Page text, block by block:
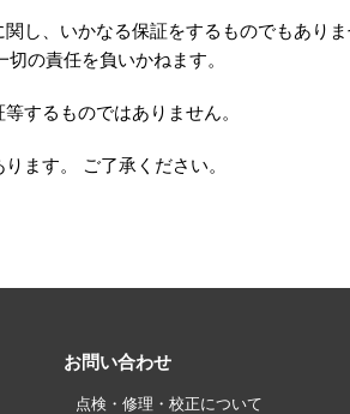
し、いかなる保証をするものでもありま
の責任を負いかねます。
するものではありません。
ます。 ご了承ください。
お問い合わせ
点検・修理・校正について